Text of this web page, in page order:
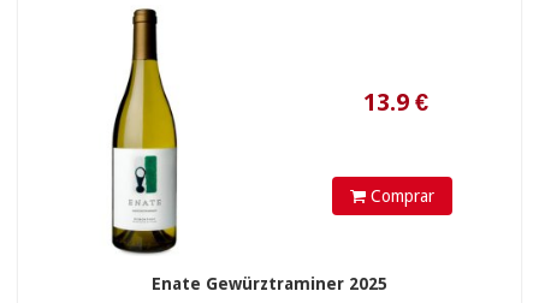
Comprar
Enate Gewürztraminer 2025
22.9€